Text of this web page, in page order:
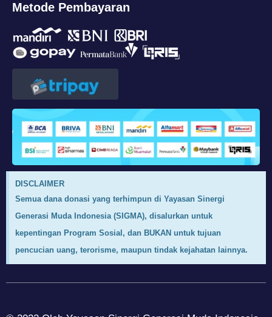
Metode Pembayaran
DISCLAIMER
Semua dana donasi yang terhimpun di Yayasan Sinergi
Generasi Muda Indonesia (SIGMA), disalurkan untuk
kepentingan Program Sosial, dan BUKAN untuk tujuan
pencucian uang, terorisme, maupun tindak kejahatan lainnya.